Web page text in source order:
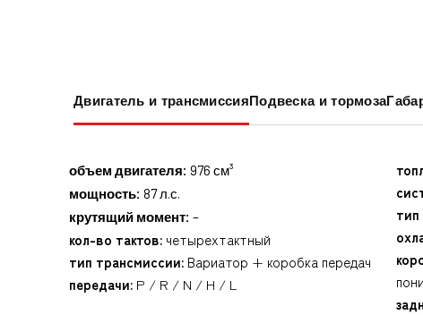
Двигатель и трансмиссияПодвеска и тормоза
объем двигателя: 976 см³
мощность: 87 л.с.
крутящий момент: –
кол-во тактов: четырехтактный
тип трансмиссии: Вариатор + коробка передач
передачи: P / R / N / H / L
тип